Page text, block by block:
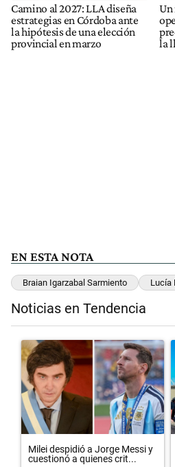
Camino al 2027: LLA diseña
estrategias en Córdoba ante
la hipótesis de una elección
provincial en marzo
Un
la
EN ESTA NOTA
Braian Igarzabal Sarmiento Lucía
Noticias en Tendencia
Un artículo de tendencia con el
Milei despidió a Jorge Messi y
cuestionó a quienes crit...